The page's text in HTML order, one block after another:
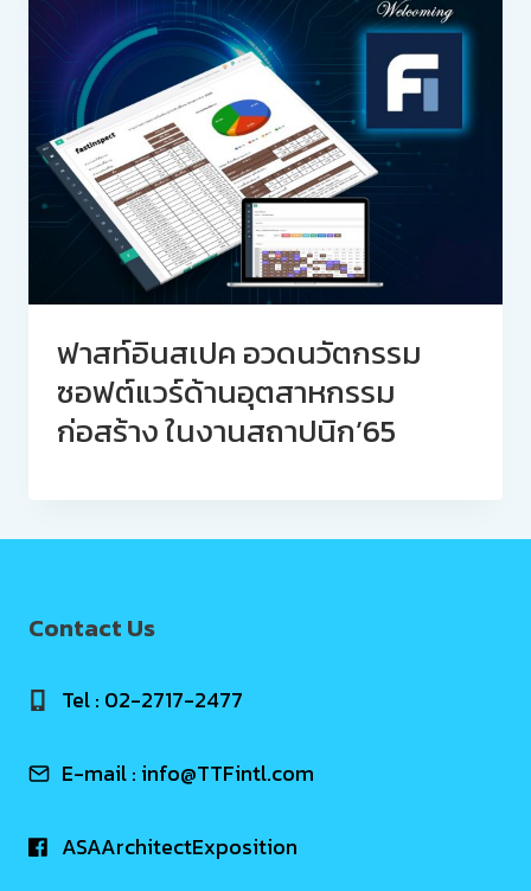
ฟาสท์อินสเปค อวดนวัตกรรม
ซอฟต์แวร์ด้านอุตสาหกรรม
ก่อสร้าง ในงานสถาปนิก’65
Contact Us
Tel : 02-2717-2477
E-mail : info@TTFintl.com
ASAArchitectExposition